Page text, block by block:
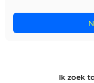
Ik zoek